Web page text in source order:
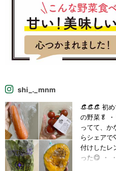
shi_._mnm
👒👒👒 初
の野菜🥬
ってて、か
らシェア
付けしたレ
った😋 ・